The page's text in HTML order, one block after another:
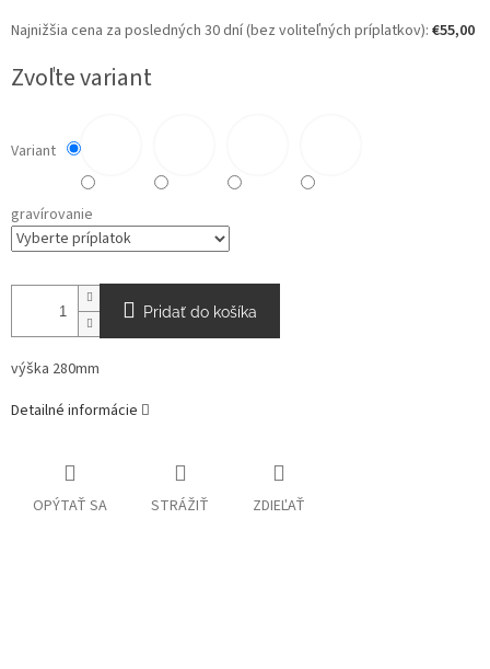
Jednotková
cena:
Najnižšia cena za posledných 30 dní (bez voliteľných príplatkov): €55,00
Zvoľte variant
Variant
gravírovanie
Pridať do košíka
výška 280mm
Detailné informácie
OPÝTAŤ SA STRÁŽIŤ ZDIEĽAŤ